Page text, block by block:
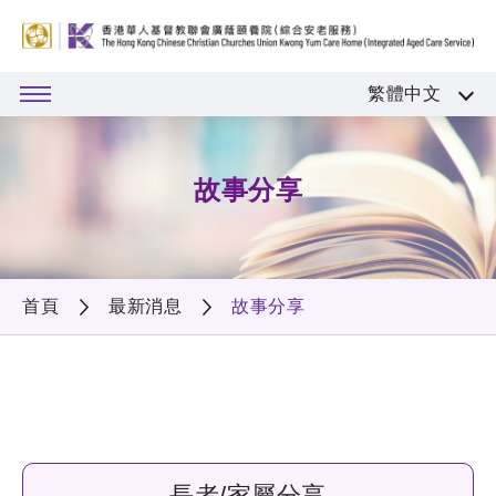
繁體中文
故事分享
首頁 最新消息 故事分享